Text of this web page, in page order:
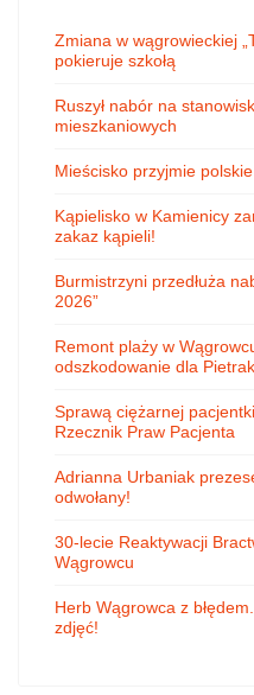
Zmiana w wągrowieckiej
pokieruje szkołą
Ruszył nabór na
mieszkaniowych
Mieścisko przyjmie
Kąpielisko w Kamienicy
zakaz kąpieli!
Burmistrzyni przedłuża
2026”
Remont plaży w
odszkodowanie dla
Sprawą ciężarnej
Rzecznik Praw Pacjenta
Adrianna Urbaniak
odwołany!
30-lecie Reaktywacji
Wągrowcu
Herb Wągrowca z
zdjęć!